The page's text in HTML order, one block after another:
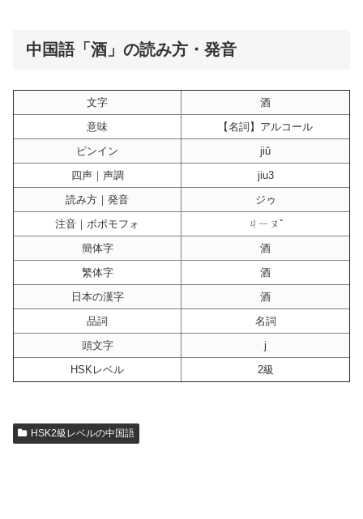
中国語「酒」の読み方・発音
文字
酒
意味
【名詞】アルコール
ピンイン
jiǔ
四声｜声調
jiu3
読み方｜発音
ジゥ
注音｜ボポモフォ
ㄐㄧㄡˇ
簡体字
酒
繁体字
酒
日本の漢字
酒
品詞
名詞
頭文字
j
HSKレベル
2級
HSK2級レベルの中国語